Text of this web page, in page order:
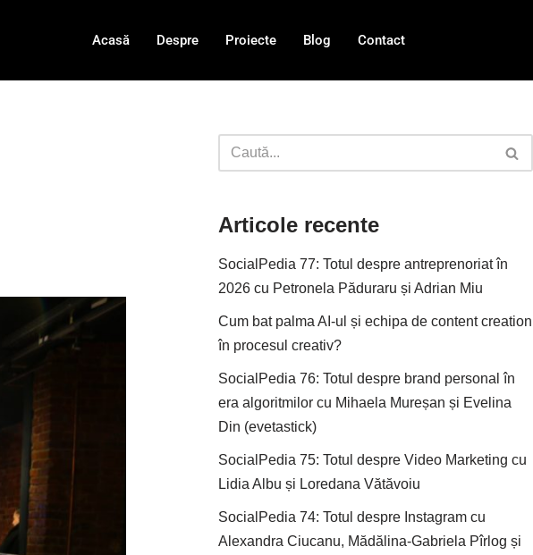
Acasă Despre Proiecte Blog Contact
Articole recente
SocialPedia 77: Totul despre antreprenoriat în
2026 cu Petronela Păduraru și Adrian Miu
Cum bat palma AI-ul și echipa de content creation
în procesul creativ?
SocialPedia 76: Totul despre brand personal în
era algoritmilor cu Mihaela Mureșan și Evelina
Din (evetastick)
SocialPedia 75: Totul despre Video Marketing cu
Lidia Albu și Loredana Vătăvoiu
SocialPedia 74: Totul despre Instagram cu
Alexandra Ciucanu, Mădălina-Gabriela Pîrlog și